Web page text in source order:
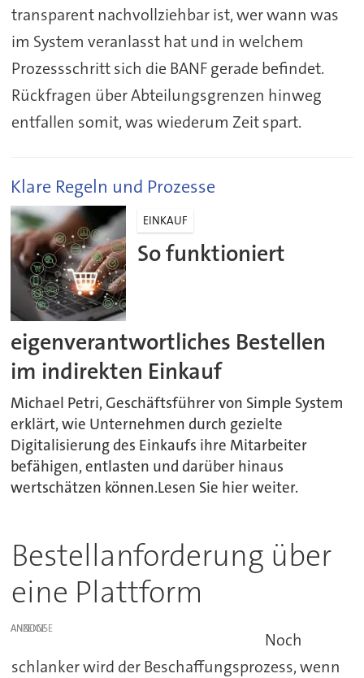
transparent nachvollziehbar ist, wer wann was
im System veranlasst hat und in welchem
Prozessschritt sich die BANF gerade befindet.
Rückfragen über Abteilungsgrenzen hinweg
entfallen somit, was wiederum Zeit spart.
Klare Regeln und Prozesse
EINKAUF
So funktioniert
eigenverantwortliches Bestellen
im indirekten Einkauf
Michael Petri, Geschäftsführer von Simple System
erklärt, wie Unternehmen durch gezielte
Digitalisierung des Einkaufs ihre Mitarbeiter
befähigen, entlasten und darüber hinaus
wertschätzen können.Lesen Sie hier weiter.
Bestellanforderung über
eine Plattform
ANZEIGE
Noch
schlanker wird der Beschaffungsprozess, wenn